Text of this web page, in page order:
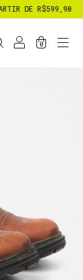
R$599,90 FRETE
0